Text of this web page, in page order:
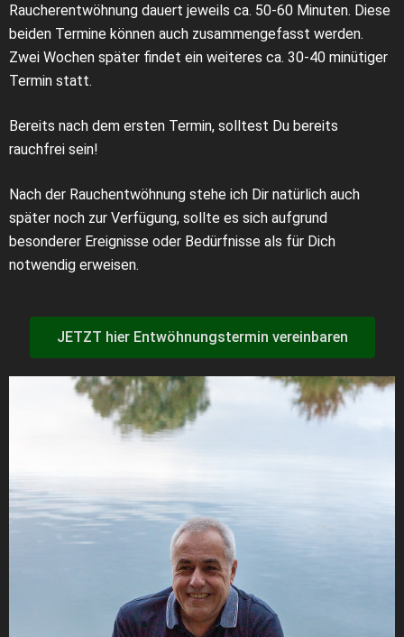
Raucherentwöhnung dauert jeweils ca. 50-60 Minuten. Diese
beiden Termine können auch zusammengefasst werden.
Zwei Wochen später findet ein weiteres ca. 30-40 minütiger
Termin statt.
Bereits nach dem ersten Termin, solltest Du bereits
rauchfrei sein!
Nach der Rauchentwöhnung stehe ich Dir natürlich auch
später noch zur Verfügung, sollte es sich aufgrund
besonderer Ereignisse oder Bedürfnisse als für Dich
notwendig erweisen.
JETZT hier Entwöhnungstermin vereinbaren